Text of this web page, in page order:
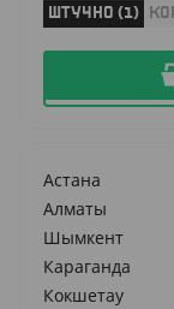
ШТУЧНО (1)
Астана
Алматы
Шымкент
Караганда
Кокшетау